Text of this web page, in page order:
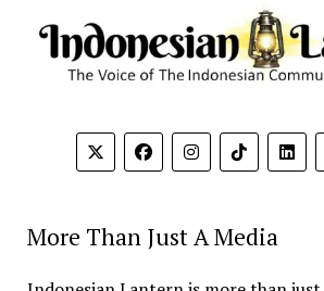
More Than Just A Media